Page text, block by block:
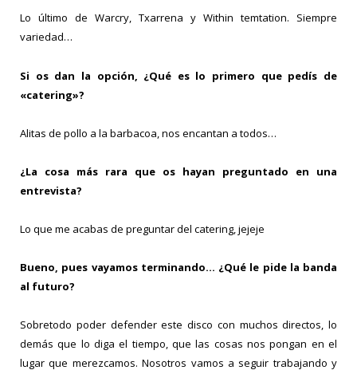
Lo último de Warcry, Txarrena y Within temtation. Siempre
variedad…
Si os dan la opción, ¿Qué es lo primero que pedís de
«catering»?
Alitas de pollo a la barbacoa, nos encantan a todos…
¿La cosa más rara que os hayan preguntado en una
entrevista?
Lo que me acabas de preguntar del catering, jejeje
Bueno, pues vayamos terminando… ¿Qué le pide la banda
al futuro?
Sobretodo poder defender este disco con muchos directos, lo
demás que lo diga el tiempo, que las cosas nos pongan en el
lugar que merezcamos. Nosotros vamos a seguir trabajando y